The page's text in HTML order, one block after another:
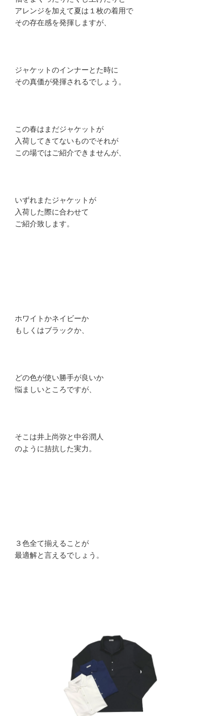
アレンジを加えて夏は１枚の着用で
その存在感を発揮しますが、
ジャケットのインナーとた時に
その真価が発揮されるでしょう。
この春はまだジャケットが
入荷してきてないものでそれが
この場ではご紹介できませんが、
いずれまたジャケットが
入荷した際に合わせて
ご紹介致します。
ホワイトかネイビーか
もしくはブラックか、
どの色が使い勝手が良いか
悩ましいところですが、
そこは井上尚弥と中谷潤人
のように拮抗した実力。
３色全て揃えることが
最適解と言えるでしょう。